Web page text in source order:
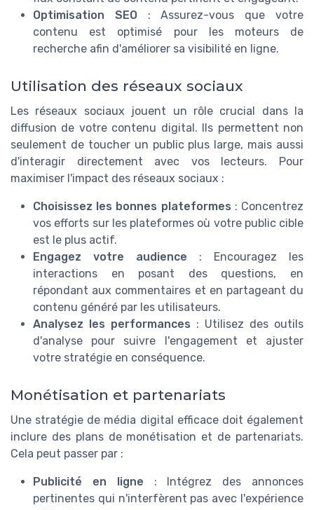
Optimisation SEO: Assurez-vous que votre
contenu est optimisé pour les moteurs de
recherche afin d'améliorer sa visibilité en ligne.
Utilisation des réseaux sociaux
Les réseaux sociaux jouent un rôle crucial dans la
diffusion de votre contenu digital. Ils permettent non
seulement de toucher un public plus large, mais aussi
d'interagir directement avec vos lecteurs. Pour
maximiser l'impact des réseaux sociaux :
Choisissez les bonnes plateformes : Concentrez
vos efforts sur les plateformes où votre public cible
est le plus actif.
Engagez votre audience : Encouragez les
interactions en posant des questions, en
répondant aux commentaires et en partageant du
contenu généré par les utilisateurs.
Analysez les performances : Utilisez des outils
d'analyse pour suivre l'engagement et ajuster
votre stratégie en conséquence.
Monétisation et partenariats
Une stratégie de média digital efficace doit également
inclure des plans de monétisation et de partenariats.
Cela peut passer par :
Publicité en ligne : Intégrez des annonces
pertinentes qui n'interfèrent pas avec l'expérience